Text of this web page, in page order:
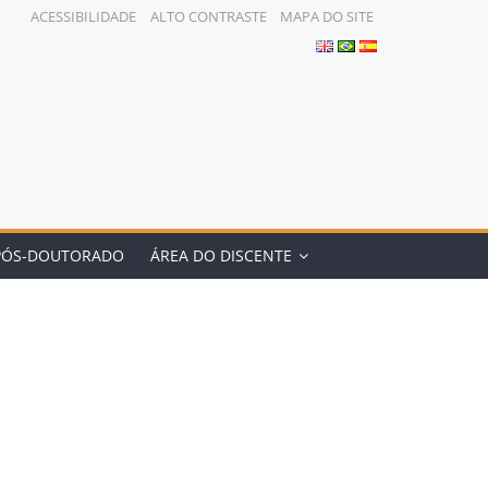
ACESSIBILIDADE ALTO CONTRASTE MAPA DO SITE
DOUTORADO ÁREA DO DISCENTE